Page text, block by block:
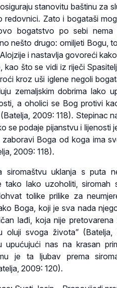
stanovitu baštinu za
Zato i bogataši
bogatstvo po sebi nema
nešto drugo: omiljeti Bogu,
i nastavlja govoreći
kao što se vidi iz riječi
kroz uši iglene negoli
zemaljskim dobrima lako
a oholici se Bog protivi
2009: 118). Stepinac
se podaje pijanstvu i lijenosti
Boga od koga ima
2009: 118).
siromaštvu uklanja s puta
tako lako uzoholiti,
tolike prilike za
Boga, koji je sva nada
lađi, koja nije pretovarena
svoga života” (Batelja,
upućujući nas na krasan
je ta ljubav prema
2009: 120).